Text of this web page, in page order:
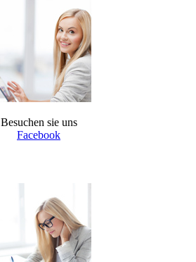
Besuchen sie uns
Facebook